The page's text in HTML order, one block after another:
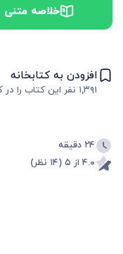
خلاصه متنی
افزودن به کتابخانه
۱,۳۹۱ نفر این کتاب را در
۲۴ دقیقه
۴.۰ از ۵ (۱۴ نظر)